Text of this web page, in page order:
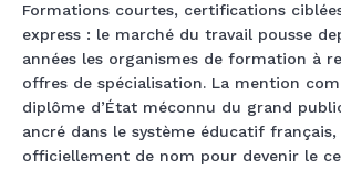
Formations courtes, certifications
express : le marché du travail pousse
années les organismes de formation à
offres de spécialisation. La mention
diplôme d’État méconnu du grand
ancré dans le système éducatif français,
officiellement de nom pour devenir le